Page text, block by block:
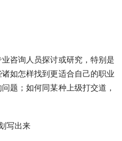
询人员探讨或研究，特别是
如怎样找到更适合自己的职业
题；如何同某种上级打交道，
写出来